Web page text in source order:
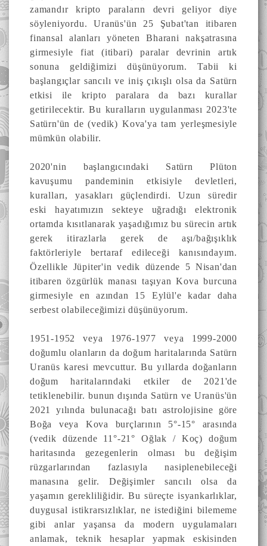
zamandır kripto paraların devri geliyor diye
söyleniyordu. Uranüs'ün 25 Şubat'tan itibaren
finansal alanları yöneten Bharani nakşatrasına
girmesiyle fiat (itibari) paralar devrinin artık
sonuna geldiğimizi düşünüyorum. Tabii ki
başlangıçlar sancılı ve iniş çıkışlı olsa da Satürn
etkisi ile kripto paralara da bazı kurallar
getirilecektir. Bu kuralların uygulanması 2023'te
Satürn'ün de (vedik) Kova'ya tam yerleşmesiyle
mümkün olabilir.
2020'nin başlangıcındaki Satürn Plüton
kavuşumu pandeminin etkisiyle devletleri,
kuralları, yasakları güçlendirdi. Uzun süredir
eski hayatımızın sekteye uğradığı elektronik
ortamda kısıtlanarak yaşadığımız bu sürecin artık
gerek itirazlarla gerek de aşı/bağışıklık
faktörleriyle bertaraf edileceği kanısındayım.
Özellikle Jüpiter'in vedik düzende 5 Nisan'dan
itibaren özgürlük manası taşıyan Kova burcuna
girmesiyle en azından 15 Eylül'e kadar daha
serbest olabileceğimizi düşünüyorum.
1951-1952 veya 1976-1977 veya 1999-2000
doğumlu olanların da doğum haritalarında Satürn
Uranüs karesi mevcuttur. Bu yıllarda doğanların
doğum haritalarındaki etkiler de 2021'de
tetiklenebilir. bunun dışında Satürn ve Uranüs'ün
2021 yılında bulunacağı batı astrolojisine göre
Boğa veya Kova burçlarının 5°-15° arasında
(vedik düzende 11°-21° Oğlak / Koç) doğum
haritasında gezegenlerin olması bu değişim
rüzgarlarından fazlasıyla nasiplenebileceği
manasına gelir. Değişimler sancılı olsa da
yaşamın gerekliliğidir. Bu süreçte isyankarlıklar,
duygusal istikrarsızlıklar, ne istediğini bilememe
gibi anlar yaşansa da modern uygulamaları
anlamak, teknik hesaplar yapmak eskisinden